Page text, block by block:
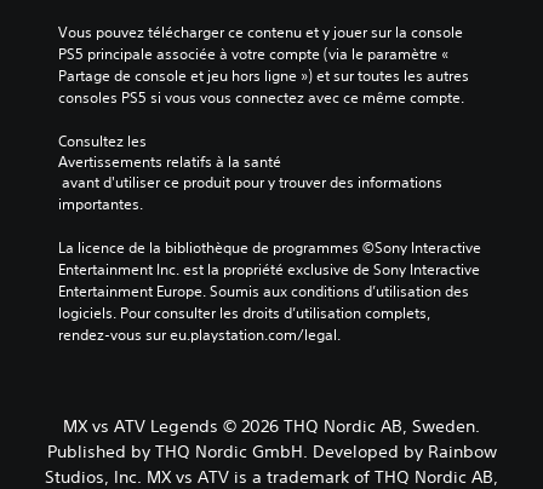
Vous pouvez télécharger ce contenu et y jouer sur la console
PS5 principale associée à votre compte (via le paramètre «
Partage de console et jeu hors ligne ») et sur toutes les autres
consoles PS5 si vous vous connectez avec ce même compte.
Consultez les
Avertissements relatifs à la santé
importantes.
La licence de la bibliothèque de programmes ©Sony Interactive
Entertainment Inc. est la propriété exclusive de Sony Interactive
Entertainment Europe. Soumis aux conditions d’utilisation des
logiciels. Pour consulter les droits d’utilisation complets,
rendez-vous sur eu.playstation.com/legal.
MX vs ATV Legends © 2026 THQ Nordic AB, Sweden.
Published by THQ Nordic GmbH. Developed by Rainbow
Studios, Inc. MX vs ATV is a trademark of THQ Nordic AB,